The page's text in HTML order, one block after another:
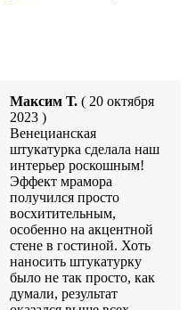
Максим Т. ( 20 октября
2023 )
Венецианская
штукатурка сделала наш
интерьер роскошным!
Эффект мрамора
получился просто
восхитительным,
особенно на акцентной
стене в гостиной. Хоть
наносить штукатурку
было не так просто, как
думали, результат